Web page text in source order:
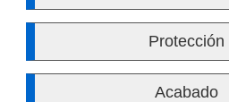
Protección
Acabado